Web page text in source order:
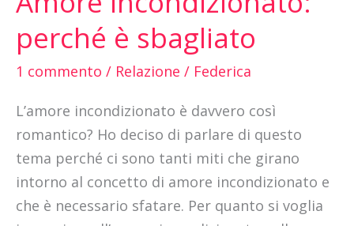
perché è sbagliato
1 commento / Relazione / Federica
L’amore incondizionato è davvero così
romantico? Ho deciso di parlare di questo
tema perché ci sono tanti miti che girano
intorno al concetto di amore incondizionato e
che è necessario sfatare. Per quanto si voglia
perché
è